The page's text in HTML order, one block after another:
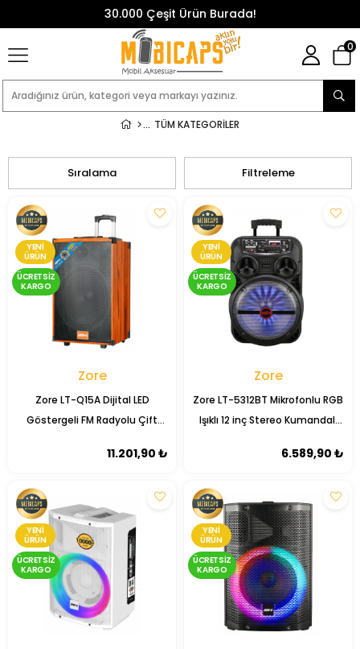
30.000 Çeşit Ürün Burada!
0
TÜM KATEGORILER
Filtreleme
Sıralama
Zore
Zore LT-Q15A Dijital LED
Göstergeli FM Radyolu Çift
Kablosuz Karaoke Hoparlör
YENI
ÜRÜN
ÜCRETSIZ
KARGO
11.201,90 ₺
Zore
Zore LT-5312BT Mikrofonlu RGB
Işıklı 12 inç Stereo Kumandalı
Speaker v5.0
YENI
ÜRÜN
ÜCRETSIZ
KARGO
6.589,90 ₺
YENI
ÜRÜN
ÜCRETSIZ
KARGO
YENI
ÜRÜN
ÜCRETSIZ
KARGO